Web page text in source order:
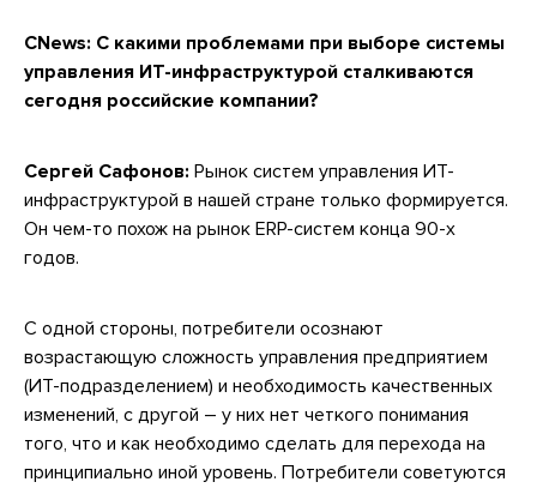
CNews: С какими проблемами при выборе системы
управления ИТ-инфраструктурой сталкиваются
сегодня российские компании?
Сергей Сафонов: Рынок систем управления ИТ-
инфраструктурой в нашей стране только формируется.
Он чем-то похож на рынок ERP-систем конца 90-х
годов.
С одной стороны, потребители осознают
возрастающую сложность управления предприятием
(ИТ-подразделением) и необходимость качественных
изменений, с другой – у них нет четкого понимания
того, что и как необходимо сделать для перехода на
принципиально иной уровень. Потребители советуются